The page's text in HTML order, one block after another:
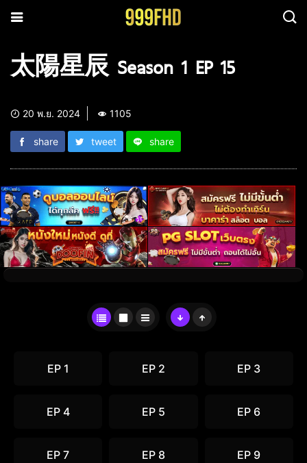
太陽星辰 Season 1 EP 15
20 พ.ย. 2024 1105
share tweet share
EP 1 EP 2 EP 3
EP 4 EP 5 EP 6
EP 7 EP 8 EP 9